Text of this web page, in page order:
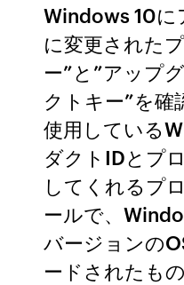
Windows 10に
に変更された
ー”と”アップ
クトキー”を確
使用している
ダクトIDとプ
してくれるプ
ールで、
バージョンの
ードされたも